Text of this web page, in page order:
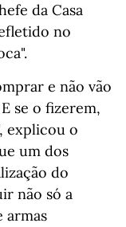
da Casa
no
e não vão
se o fizerem,
explicou o
um dos
do
não só a
armas